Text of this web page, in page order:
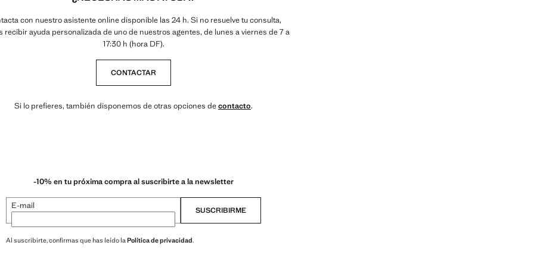
con nuestro asistente online disponible las 24 h. Si no resuelve tu consulta,
recibir ayuda personalizada de uno de nuestros agentes, de lunes a viernes de 7 a
17:30 h (hora DF).
CONTACTAR
Si lo prefieres, también disponemos de otras opciones decontacto.
-10% en tu próxima compra al suscribirte a la newsletter
E-mail SUSCRIBIRME
Al suscribirte, confirmas que has leído la Política de privacidad.